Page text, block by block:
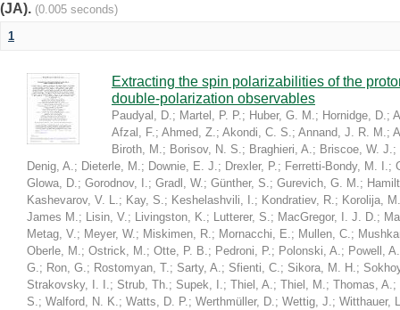
(JA). (0.005 seconds)
1
Extracting the spin polarizabilities of the
double-polarization observables
Paudyal, D.; Martel, P. P.; Huber, G. M.; Hornidge, D.;
Afzal, F.; Ahmed, Z.; Akondi, C. S.; Annand, J. R. M.;
Biroth, M.; Borisov, N. S.; Braghieri, A.; Briscoe, W. J.;
Denig, A.; Dieterle, M.; Downie, E. J.; Drexler, P.; Ferretti-Bondy, M. I.;
Glowa, D.; Gorodnov, I.; Gradl, W.; Günther, S.; Gurevich, G. M.;
Kashevarov, V. L.; Kay, S.; Keshelashvili, I.; Kondratiev, R.; Korolija, M.
James M.; Lisin, V.; Livingston, K.; Lutterer, S.; MacGregor, I. J. D.;
Metag, V.; Meyer, W.; Miskimen, R.; Mornacchi, E.; Mullen, C.;
Oberle, M.; Ostrick, M.; Otte, P. B.; Pedroni, P.; Polonski, A.; Powell, A.
G.; Ron, G.; Rostomyan, T.; Sarty, A.; Sfienti, C.; Sikora, M. H.;
Strakovsky, I. I.; Strub, Th.; Supek, I.; Thiel, A.; Thiel, M.; Thomas, A.;
S.; Walford, N. K.; Watts, D. P.; Werthmüller, D.; Wettig, J.; Witthauer,